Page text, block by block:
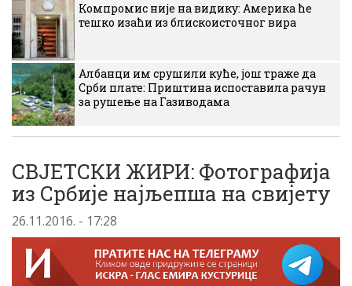
Компромис није на видику: Америка ће
тешко изаћи из блискоисточног вира
Албанци им срушили куће, још траже да
Срби плате: Приштина испоставила рачун
за рушење на Газиводама
СВЈЕТСКИ ЖИРИ: Фотографија
из Србије најљепша на свијету
26.11.2016. - 17:28